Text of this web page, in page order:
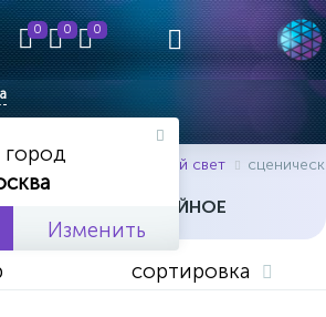
0 0 0
Изменить
товаров концертный свет
И СТУДИЙНОЕ
сортировка